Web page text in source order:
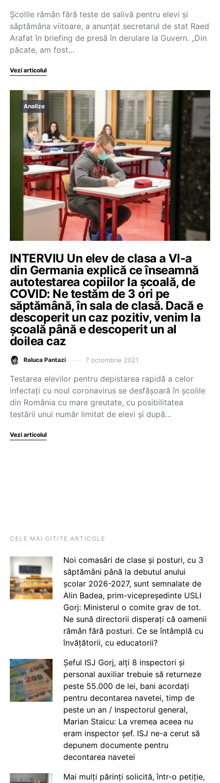
Școlile rămân fără teste de salivă pentru elevi și
săptămâna viitoare, a anunțat secretarul de stat Raed
Arafat în briefing de presă în derulare la Guvern. „Din
păcate, am fost…
Vezi articolul
Analize
INTERVIU Un elev de clasa a VI-a
din Germania explică ce înseamnă
autotestarea copiilor la școală, de
COVID: Ne testăm de 3 ori pe
săptămână, în sala de clasă. Dacă e
descoperit un caz pozitiv, venim la
școală până e descoperit un al
doilea caz
Raluca Pantazi 7 octombrie 2021
Testarea elevilor pentru depistarea rapidă a celor
infectați cu noul coronavirus se desfășoară în școlile
din România cu mare greutate, cu posibilitatea
testării unui număr limitat de elevi și după…
Vezi articolul
CELE MAI CITITE ARTICOLE
Noi comasări de clase și posturi, cu 3
săptămâni până la debutul anului
școlar 2026-2027, sunt semnalate de
Alin Badea, prim-vicepreședinte USLI
Gorj: Ministerul o comite grav de tot.
Ne sună directorii disperați că oamenii
rămân fără posturi. Ce se întâmplă cu
învățătorii, cu educatorii?
Șeful ISJ Gorj, alți 8 inspectori și
personal auxiliar trebuie să returneze
peste 55.000 de lei, bani acordați
pentru decontarea navetei, timp de
peste un an / Inspectorul general,
Marian Staicu: La vremea aceea nu
eram inspector șef. ISJ ne-a cerut să
depunem documente pentru
decontarea navetei
Mai mulți părinți solicită, într-o petiție,